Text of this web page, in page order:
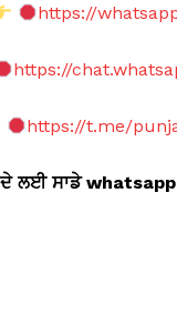
https://
https://
https://t.me/
ਲਈ ਸਾਡੇ